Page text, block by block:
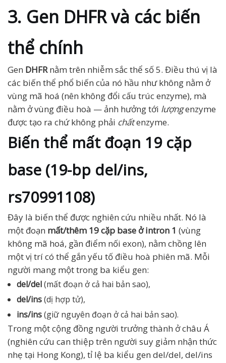
3. Gen DHFR và các biến
thể chính
Gen DHFRnằm trên nhiễm sắc thể số 5. Điều thú vị là
các biến thể phổ biến của nó hầu như không nằm ở
vùng mã hoá (nên không đổi cấu trúc enzyme), mà
nằm ở vùng điều hoà — ảnh hưởng tới lượngenzyme
được tạo ra chứ không phải chấtenzyme.
Biến thể mất đoạn 19 cặp
base (19-bp del/ins,
rs70991108)
Đây là biến thể được nghiên cứu nhiều nhất. Nó là
một đoạn mất/thêm 19 cặp base ở intron 1 (vùng
không mã hoá, gần điểm nối exon), nằm chồng lên
một vị trí có thể gắn yếu tố điều hoà phiên mã. Mỗi
người mang một trong ba kiểu gen:
del/del(mất đoạn ở cả hai bản sao),
del/ins(dị hợp tử),
ins/ins(giữ nguyên đoạn ở cả hai bản sao).
Trong một cộng đồng người trưởng thành ở châu Á
(nghiên cứu can thiệp trên người suy giảm nhận thức
nhẹ tại Hong Kong), tỉ lệ ba kiểu gen del/del, del/ins